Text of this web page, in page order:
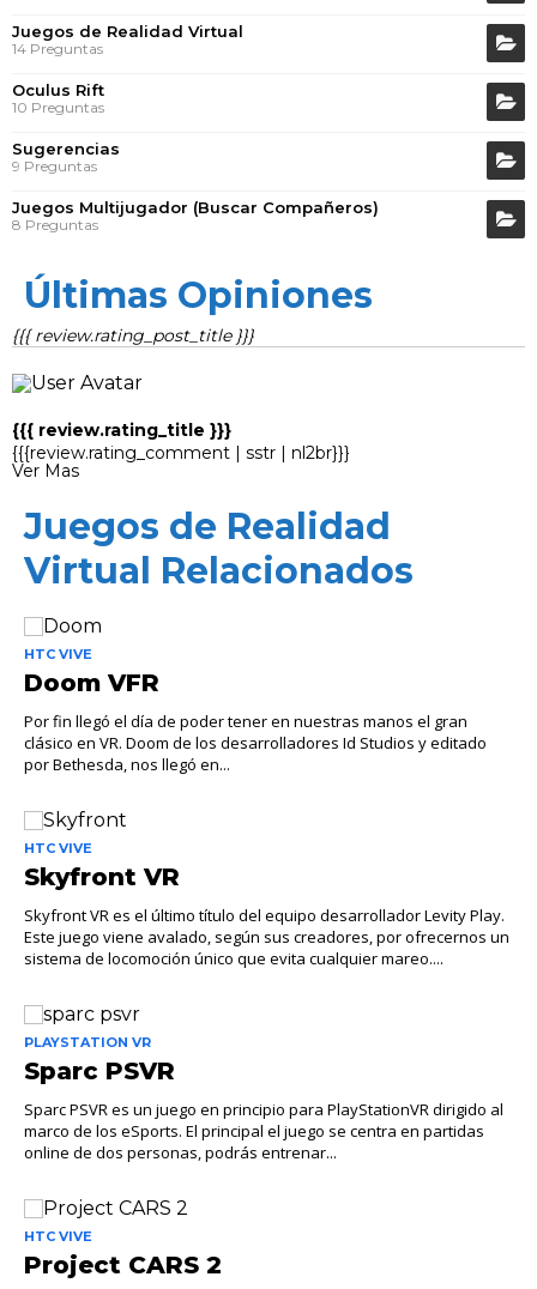
Juegos de Realidad Virtual
14 Preguntas
Oculus Rift
10 Preguntas
Sugerencias
9 Preguntas
Juegos Multijugador (Buscar Compañeros)
8 Preguntas
Últimas Opiniones
{{{ review.rating_post_title }}}
{{{ review.rating_title }}}
{{{review.rating_comment | sstr | nl2br}}}
Ver Mas
Juegos de Realidad
Virtual Relacionados
HTC VIVE
Doom VFR
Por fin llegó el día de poder tener en nuestras manos el gran
clásico en VR. Doom de los desarrolladores Id Studios y editado
por Bethesda, nos llegó en...
HTC VIVE
Skyfront VR
Skyfront VR es el último título del equipo desarrollador Levity Play.
Este juego viene avalado, según sus creadores, por ofrecernos un
sistema de locomoción único que evita cualquier mareo....
PLAYSTATION VR
Sparc PSVR
Sparc PSVR es un juego en principio para PlayStationVR dirigido al
marco de los eSports. El principal el juego se centra en partidas
online de dos personas, podrás entrenar...
HTC VIVE
Project CARS 2